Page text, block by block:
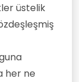
üstelik
her ne